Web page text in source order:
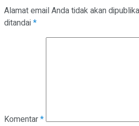
Alamat email Anda tidak akan
ditandai*
Komentar*